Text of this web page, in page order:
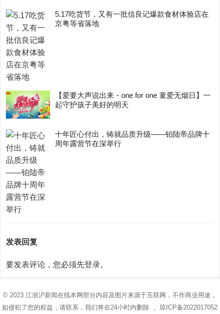
5.17吃货节，又有一批信良记爆款食材体验店在
京粤等省落地
【爱要大声说出来・one for one 童爱无烟日】一
起守护孩子美好的明天
十年匠心付出，铸就品质升级——铂陆帝品牌十
周年露营节在深举行
发表回复
要发表评论，您必须先登录。
© 2023 江浙沪新闻在线本网部分内容及图片来源于互联网，不作商业用途，
如侵犯了您的权益，请联系，我们将在24小时内删除 ，琼ICP备2022017052